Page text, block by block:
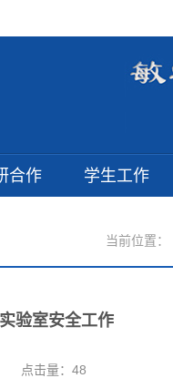
合作 学生工作
当前位置：
验室安全工​作
点击量： 48